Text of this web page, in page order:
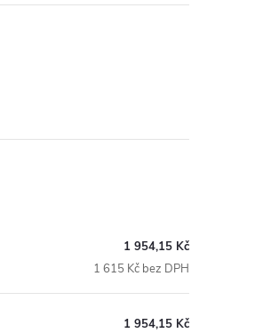
1 954,15 Kč
1 615 Kč bez DPH
1 954,15 Kč